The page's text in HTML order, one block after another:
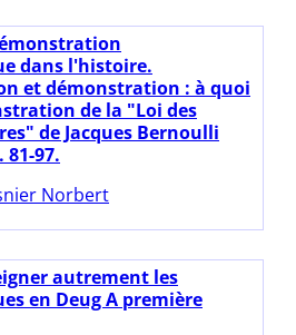
dans l'histoire.
et démonstration : à quoi
de la "Loi des
de Jacques Bernoulli
81-97.
Norbert
autrement les
en Deug A première